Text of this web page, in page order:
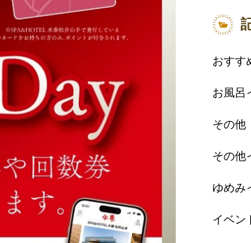
おすす
お風呂
その他
その他
ゆめみ
イベン